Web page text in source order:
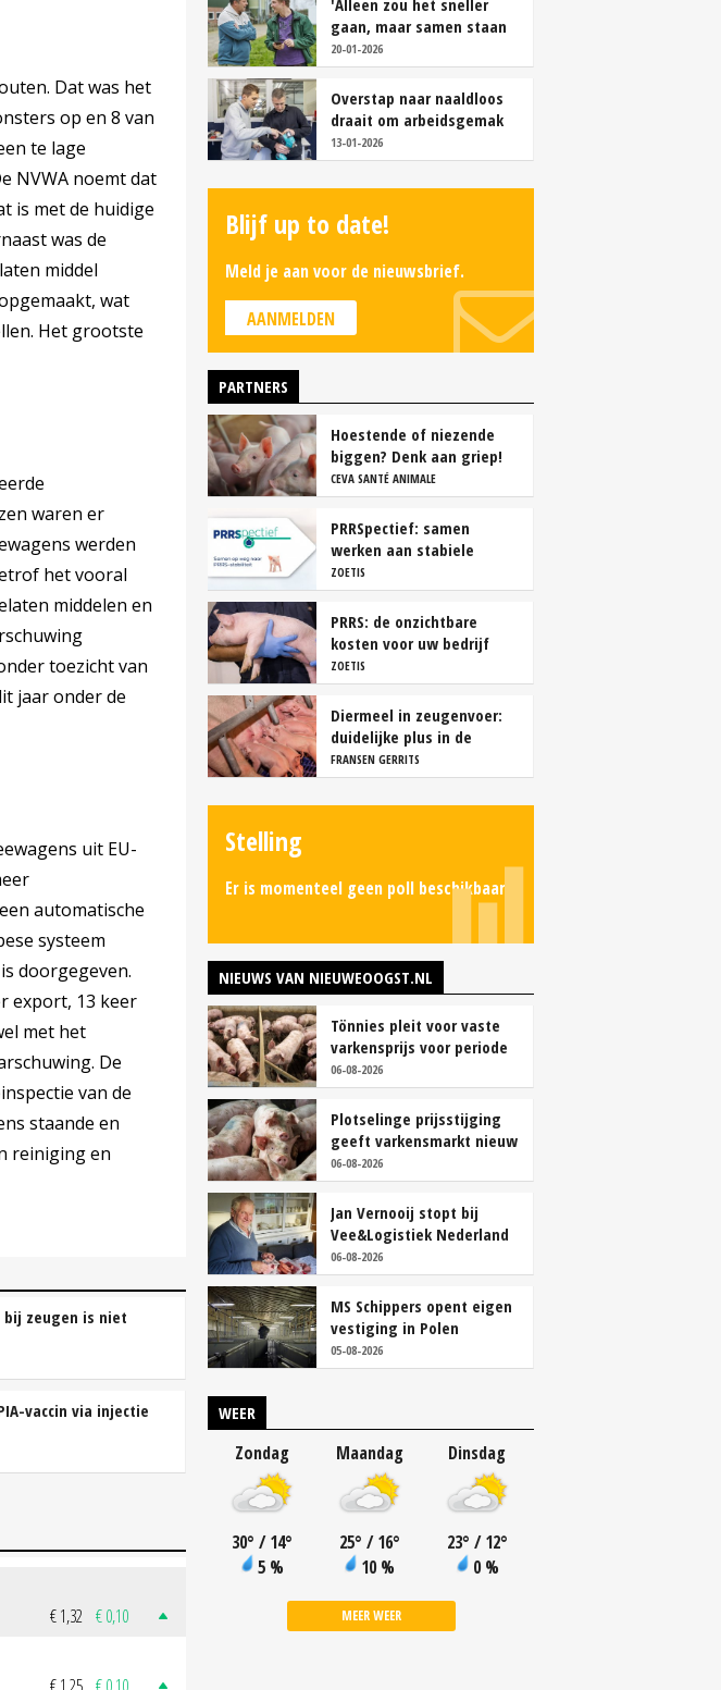
Dat was het
op en 8 van
te lage
NVWA noemt dat
is met de huidige
was de
middel
wat
Het grootste
waren er
werden
het vooral
middelen en
toezicht van
jaar onder de
uit EU-
automatische
systeem
doorgegeven.
export, 13 keer
met het
De
van de
staande en
reiniging en
bij zeugen is niet
vaccin via injectie
€ 1,32 € 0,10
€ 1,25 € 0,10
'Alleen zou het sneller
gaan, maar samen staan
we stukken sterker'
20-01-2026
Overstap naar naaldloos
draait om arbeidsgemak
en diervriendelijkheid
13-01-2026
Blijf up to date!
Meld je aan voor de nieuwsbrief.
AANMELDEN
PARTNERS
Hoestende of niezende
biggen? Denk aan griep!
CEVA SANTÉ ANIMALE
PRRSpectief: samen
werken aan stabiele
resultaten
ZOETIS
PRRS: de onzichtbare
kosten voor uw bedrijf
ZOETIS
Diermeel in zeugenvoer:
duidelijke plus in de
kraamstal
FRANSEN GERRITS
Stelling
Er is momenteel geen poll beschikbaar.
NIEUWS VAN NIEUWEOOGST.NL
Tönnies pleit voor vaste
varkensprijs voor periode
van zes maanden
06-08-2026
Plotselinge prijsstijging
geeft varkensmarkt nieuw
perspectief
06-08-2026
Jan Vernooij stopt bij
Vee&Logistiek Nederland
06-08-2026
MS Schippers opent eigen
vestiging in Polen
05-08-2026
WEER
Zondag
30° / 14°
5 %
Maandag
25° / 16°
10 %
Dinsdag
23° / 12°
0 %
MEER WEER